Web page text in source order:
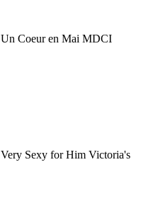
Un Coeur en Mai MDCI
Very Sexy for Him Victoria's